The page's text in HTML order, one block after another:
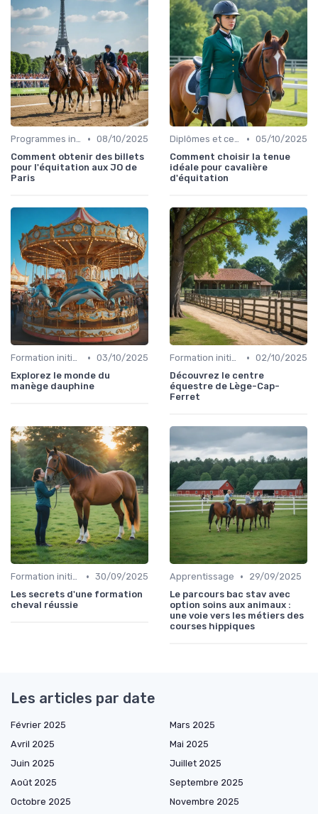
Programmes internationaux • 08/10/2025
Comment obtenir des billets
pour l'équitation aux JO de
Paris
Diplômes et certifications • 05/10/2025
Comment choisir la tenue
idéale pour cavalière
d'équitation
Formation initiale • 03/10/2025
Explorez le monde du
manège dauphine
Formation initiale • 02/10/2025
Découvrez le centre
équestre de Lège-Cap-
Ferret
Formation initiale • 30/09/2025
Les secrets d'une formation
cheval réussie
Apprentissage •
29/09/2025
Le parcours bac stav avec
option soins aux animaux :
une voie vers les métiers des
courses hippiques
Les articles par date
Février 2025
Mars 2025
Avril 2025
Mai 2025
Juin 2025
Juillet 2025
Août 2025
Septembre 2025
Octobre 2025
Novembre 2025